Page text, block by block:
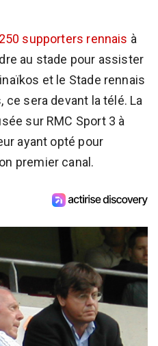
250 supporters rennais à
au stade pour assister
et le Stade rennais
ce sera devant la télé. La
sur RMC Sport 3 à
ayant opté pour
premier canal.